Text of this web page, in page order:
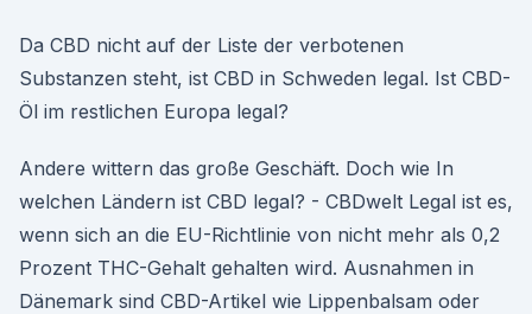
Da CBD nicht auf der Liste der verbotenen
Substanzen steht, ist CBD in Schweden legal. Ist CBD-
Öl im restlichen Europa legal?
Andere wittern das große Geschäft. Doch wie In
welchen Ländern ist CBD legal? - CBDwelt Legal ist es,
wenn sich an die EU-Richtlinie von nicht mehr als 0,2
Prozent THC-Gehalt gehalten wird. Ausnahmen in
Dänemark sind CBD-Artikel wie Lippenbalsam oder